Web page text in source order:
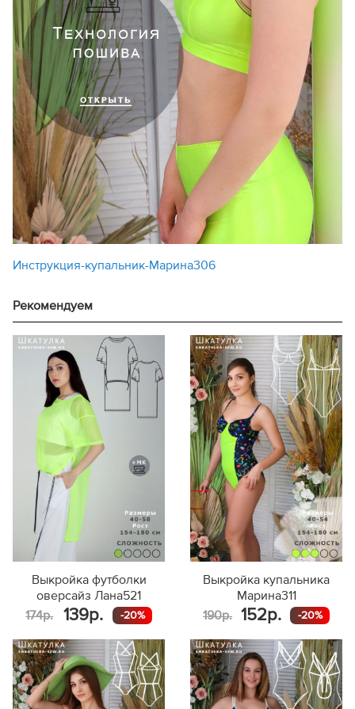
Инструкция-купальник-Марина306
Рекомендуем
Выкройка футболки
оверсайз Лана521
174р.
139р. -20%
Выкройка купальника
Марина311
190р.
152р. -20%